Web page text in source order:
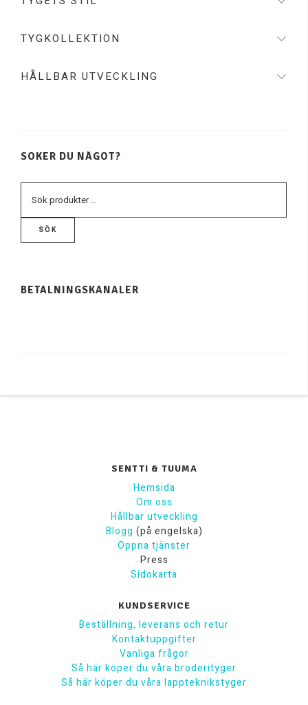
TYGKOLLEKTION
HÅLLBAR UTVECKLING
SÖKER DU NÅGOT?
SÖK
BETALNINGSKANALER
SENTTI & TUUMA
Hemsida
Om oss
Hållbar utveckling
Blogg (på engelska)
Öppna tjänster
Press
Sidokarta
KUNDSERVICE
Beställning, leverans och retur
Kontaktuppgifter
Vanliga frågor
Så här köper du våra broderityger
Så här köper du våra lappteknikstyger